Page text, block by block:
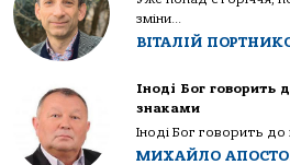
зміни...
ВІТАЛІЙ
Іноді Бог говорить
знаками
Іноді Бог говорить до
МИХАЙЛО